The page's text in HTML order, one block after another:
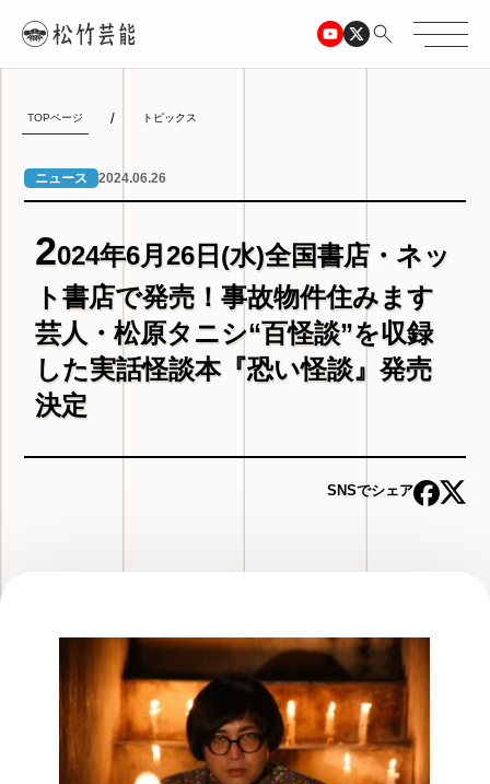
TOPページ トピックス
ニュース 2024.06.26
2024年6月26日(水)全国書店・ネッ
ト書店で発売！事故物件住みます
芸人・松原タニシ“百怪談”を収録
した実話怪談本『恐い怪談』発売
決定
SNSでシェア